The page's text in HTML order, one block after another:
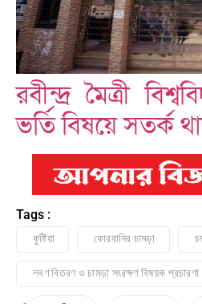
রবীন্দ্র মৈত্রী
ভর্তি বিষয়ে সতর্ক
Tags :
কুষ্টিয়া কোরবানির চামড়া
লবণ বিতরণ ও চামড়া সংরক্ষণ বিষয়ক প্রচারণা